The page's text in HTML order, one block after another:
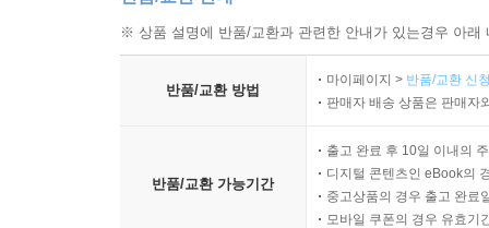
※ 상품 설명에 반품/교환과 관련한 안내가 있는경우 아
반품/교환 방법
마이페이지 > 반품/교환 신
판매자 배송 상품은 판매자
반품/교환 가능기간
출고 완료 후 10일 이내의
디지털 콘텐츠인 eBook의
중고상품의 경우 출고 완료
모바일 쿠폰의 경우 유효기